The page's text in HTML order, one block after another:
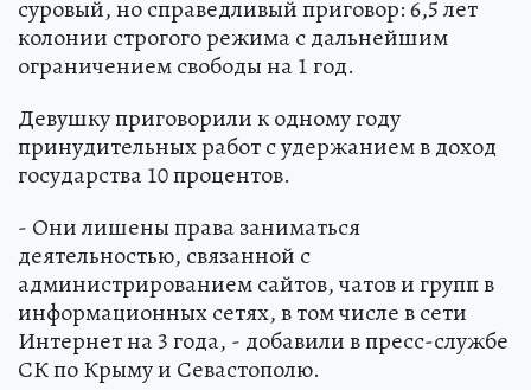
суровый, но справедливый приговор: 6,5 лет
колонии строгого режима с дальнейшим
ограничением свободы на 1 год.
Девушку приговорили к одному году
принудительных работ с удержанием в доход
государства 10 процентов.
- Они лишены права заниматься
деятельностью, связанной с
администрированием сайтов, чатов и групп в
информационных сетях, в том числе в сети
Интернет на 3 года, - добавили в пресс-службе
СК по Крыму и Севастополю.